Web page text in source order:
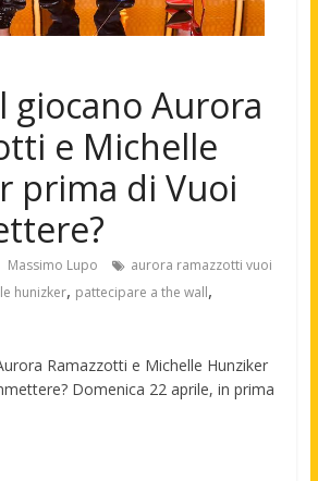
giocano Aurora
e Michelle
prima di Vuoi
Massimo Lupo
aurora ramazzotti vuoi
hunizker, pattecipare a the wall,
Ramazzotti e Michelle Hunziker
Domenica 22 aprile, in prima